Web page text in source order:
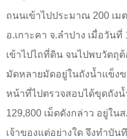
ถนนเข้าไปประมาณ 200 เม
อ.เกาะคา จ.ลำปาง เมื่อวันที่
เข้าไปไถที่ดิน จนไปพบวัตถุ
มัดหลายมัดอยู่ในถังน้ำแข็ง
หน้าที่ไปตรวจสอบได้ขุดถัง
129,800 เม็ดดังกล่าว อยู่ใน
เจ้าของแต่อย่างใด จึงทำบั